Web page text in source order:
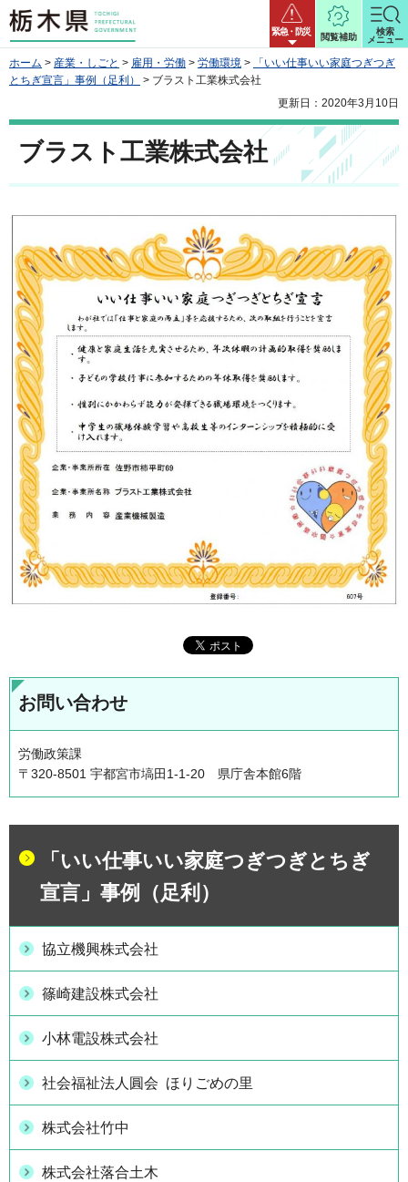
栃木県 緊急・防災
閲覧補助
検索
メニュー
ホーム > 産業・しごと > 雇用・労働 > 労働環境 >
「いい仕事いい家庭つぎつぎ
とちぎ宣言」事例（足利）
> ブラスト工業株式会社
更新日：2020年3月10日
ブラスト工業株式会社
お問い合わせ
労働政策課
〒320-8501 宇都宮市塙田1-1-20 県庁舎本館6階
「いい仕事いい家庭つぎつぎとちぎ
宣言」事例（足利）
協立機興株式会社
篠崎建設株式会社
小林電設株式会社
社会福祉法人圓会 ほりごめの里
株式会社竹中
株式会社落合土木